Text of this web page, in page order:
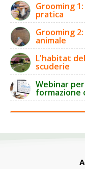
Grooming
pratica
Grooming
animale
L'habitat
scuderie
Webinar
formazione